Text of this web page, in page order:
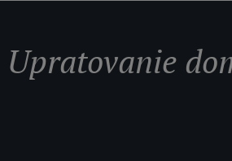
Upratovanie